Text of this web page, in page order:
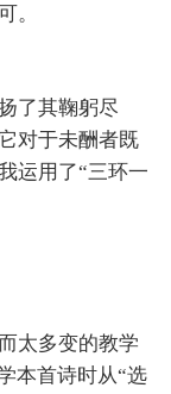
。
了其鞠躬尽
对于未酬者既
运用了“三环一
太多变的教学
本首诗时从“选